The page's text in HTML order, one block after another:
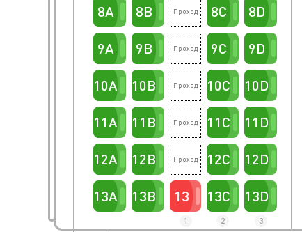
13A
12A
11A
10A
9A
8A
13B
12B
11B
10B
9B
8B
1
13
2
13C
12C
11C
10C
9C
8C
3
13D
12D
11D
10D
9D
8D